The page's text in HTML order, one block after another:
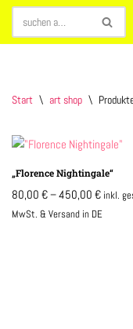
Zum
Start \ art shop \
„Florence Nightingale“
80,00 €–450,00 € inkl.
MwSt. & Versand in DE